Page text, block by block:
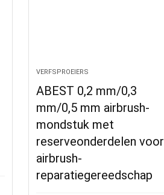
VERFSPROEIERS
ABEST 0,2 mm/0,3
mm/0,5 mm airbrush-
mondstuk met
reserveonderdelen voor
airbrush-
reparatiegereedschap